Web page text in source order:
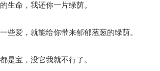
生命，我还你一片绿荫。
些爱，就能给你带来郁郁葱葱的绿荫。
是宝，没它我就不行了。